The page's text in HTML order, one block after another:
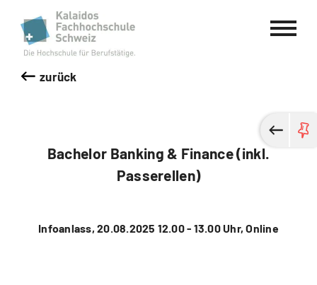
Kalaidos Fachhochschule Schweiz
zurück
Bachelor Banking & Finance (inkl.
Passerellen)
Infoanlass, 20.08.2025 12.00 - 13.00 Uhr, Online